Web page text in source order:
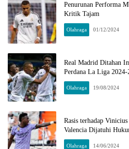
Penurunan Performa
Kritik Tajam
Olahraga 01/12/2024
Real Madrid Ditahan
Perdana La Liga 2024-
Olahraga 19/08/2024
Rasis terhadap
Valencia Dijatuhi
Olahraga 14/06/2024